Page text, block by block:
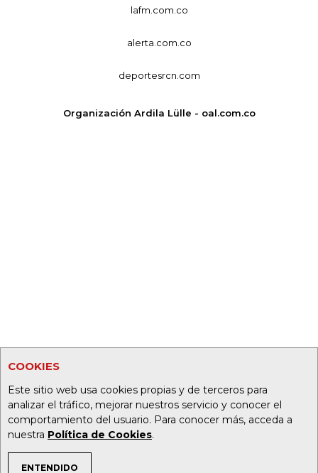
COOKIES
Este sitio web usa cookies propias y de terceros para
analizar el tráfico, mejorar nuestros servicio y conocer el
comportamiento del usuario. Para conocer más, acceda a
nuestra Política de Cookies.
ENTENDIDO
lafm.com.co
alerta.com.co
deportesrcn.com
Organización Ardila Lülle - oal.com.co